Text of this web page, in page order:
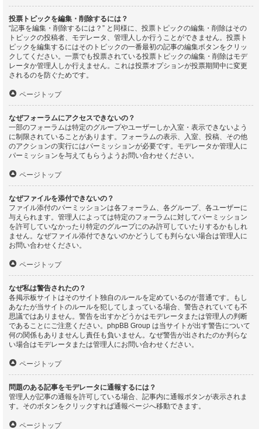
投票トピックを編集・削除するには？
“記事を編集・削除するには？” と同様に、投票トピックの編集・削除はその
トピックの投稿者、モデレータ、管理人しか行うことができません。投票ト
ピックを編集するにはそのトピックの一番最初の記事の編集ボタンをクリッ
クしてください。一票でも投票されている投票トピックの編集・削除はモデ
レータか管理人しか行えません。これは投票オプションが投票期間中に変更
されるのを防ぐためです。
ページトップ
なぜフォーラムにアクセスできないの？
一部のフォーラムは特定のグループやユーザーしか入室・表示できないよう
に制限されていることがあります。フォーラムの表示、入室、投稿、その他
のアクションの実行にはパーミッションが必要です。モデレータか管理人に
パーミッションを与えてもらうようお問い合わせください。
ページトップ
なぜファイルを添付できないの？
ファイル添付のパーミッションは各フォーラム、各グループ、各ユーザーに
与えられます。管理人によっては特定のフォーラムに対してパーミッション
を許可していなかったり特定のグループにのみ許可していたりするかもしれ
ません。なぜファイル添付できないのかどうしても判らない場合は管理人に
お問い合わせください。
ページトップ
なぜ私は警告されたの？
各掲示板サイトはそのサイト独自のルールを定めているのが普通です。もし
あなたが当サイトのルールを犯してしまっている場合、警告されていても不
思議ではありません。警告を出すかどうかはモデレータまたは管理人の判断
であることにご注意ください。phpBB Group は当サイトが出す警告について
何の関係もありませんし責任も負いません。なぜ警告が出されたのか判らな
い場合はモデレータまたは管理人にお問い合わせください。
ページトップ
問題のある記事をモデレータに通報するには？
管理人が記事の通報を許可している場合、記事内に通報ボタンが表示されま
す。そのボタンをクリックすれば通報ページへ移動できます。
ページトップ